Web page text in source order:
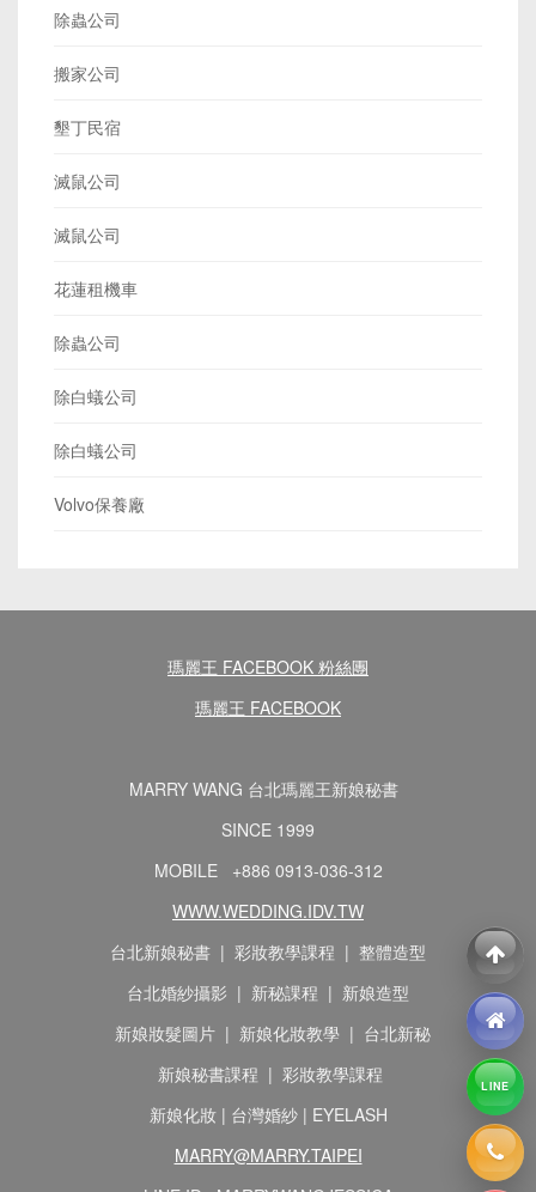
除蟲公司
搬家公司
墾丁民宿
滅鼠公司
滅鼠公司
花蓮租機車
除蟲公司
除白蟻公司
除白蟻公司
Volvo保養廠
瑪麗王 FACEBOOK 粉絲團
瑪麗王 FACEBOOK
MARRY WANG 台北瑪麗王新娘秘書
SINCE 1999
MOBILE +886 0913-036-312
WWW.WEDDING.IDV.TW
台北新娘秘書 | 彩妝教學課程 | 整體造型
台北婚紗攝影 | 新秘課程 | 新娘造型
新娘妝髮圖片 | 新娘化妝教學 | 台北新秘
新娘秘書課程 | 彩妝教學課程
新娘化妝 | 台灣婚紗 | EYELASH
MARRY@MARRY.TAIPEI
LINE